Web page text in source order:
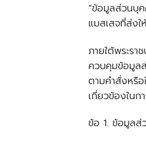
“ข้อมูลส่วนบุ
แมสเสจที่ส่ง
ภายใต้พระร
ควบคุมข้อมูล
ตามคำสั่งหรื
เกี่ยวข้องใน
ข้อ 1. ข้อมูลส่